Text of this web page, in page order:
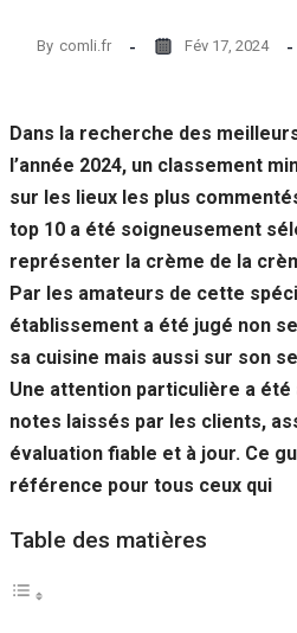
By comli.fr Fév 17, 2024
Dans la recherche des
l’année 2024, un classement
sur les lieux les plus
top 10 a été soigneusement
représenter la crème de la
Par les amateurs de cette
établissement a été jugé non
sa cuisine mais aussi sur son
Une attention particulière a
notes laissés par les clients,
évaluation fiable et à jour. Ce
référence pour tous ceux qui
Table des matières